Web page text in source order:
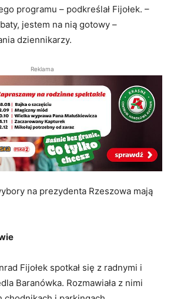
programu – podkreślał Fijołek. –
jestem na nią gotowy –
dziennikarzy.
Reklama
na prezydenta Rzeszowa mają
Fijołek spotkał się z radnymi i
Baranówka. Rozmawiała z nimi